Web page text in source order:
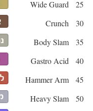
25
Wide Guard
30
Crunch
35
Body Slam
40
Gastro Acid
45
Hammer Arm
50
Heavy Slam